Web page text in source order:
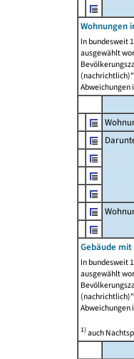
Wohnungen
In bundesweit
ausgewählt
Abweichungen
Gebäude
In bundesweit
ausgewählt
Abweichungen
1)auch